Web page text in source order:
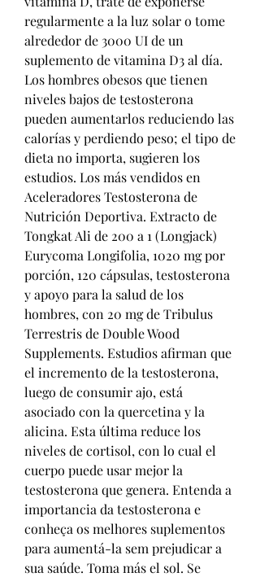
regularmente a la luz solar o tome
alrededor de 3000 UI de un
suplemento de vitamina D3 al día.
Los hombres obesos que tienen
niveles bajos de testosterona
pueden aumentarlos reduciendo las
calorías y perdiendo peso; el tipo de
dieta no importa, sugieren los
estudios. Los más vendidos en
Aceleradores Testosterona de
Nutrición Deportiva. Extracto de
Tongkat Ali de 200 a 1 (Longjack)
Eurycoma Longifolia, 1020 mg por
porción, 120 cápsulas, testosterona
y apoyo para la salud de los
hombres, con 20 mg de Tribulus
Terrestris de Double Wood
Supplements. Estudios afirman que
el incremento de la testosterona,
luego de consumir ajo, está
asociado con la quercetina y la
alicina. Esta última reduce los
niveles de cortisol, con lo cual el
cuerpo puede usar mejor la
testosterona que genera. Entenda a
importancia da testosterona e
conheça os melhores suplementos
para aumentá-la sem prejudicar a
sua saúde. Toma más el sol. Se